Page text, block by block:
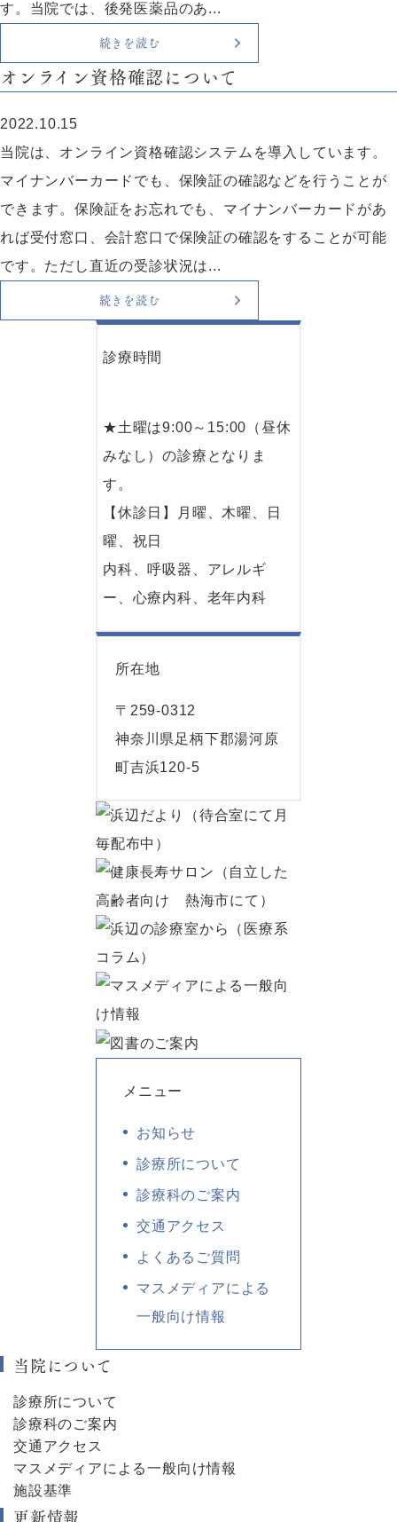
す。当院では、後発医薬品のあ...
続きを読む
オンライン資格確認について
2022.10.15
当院は、オンライン資格確認システムを導入しています。
マイナンバーカードでも、保険証の確認などを行うことが
できます。保険証をお忘れでも、マイナンバーカードがあ
れば受付窓口、会計窓口で保険証の確認をすることが可能
です。ただし直近の受診状況は...
続きを読む
診療時間
★土曜は9:00～15:00（昼休
みなし）の診療となりま
す。
【休診日】月曜、木曜、日
曜、祝日
内科、呼吸器、アレルギ
ー、心療内科、老年内科
所在地
〒259-0312
神奈川県足柄下郡湯河原
町吉浜120-5
メニュー
お知らせ
診療所について
診療科のご案内
交通アクセス
よくあるご質問
マスメディアによる
一般向け情報
当院について
診療所について
診療科のご案内
交通アクセス
マスメディアによる一般向け情報
施設基準